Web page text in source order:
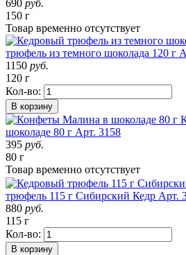
690 руб.
150 г
Товар временно отсутствует
трюфель из темного шоколада 120 г
1150 руб.
120 г
Кол-во:
В корзину
шоколаде 80 г Арт. 3158
395 руб.
80 г
Товар временно отсутствует
трюфель 115 г Сибирский Кедр Арт.
880 руб.
115 г
Кол-во:
В корзину